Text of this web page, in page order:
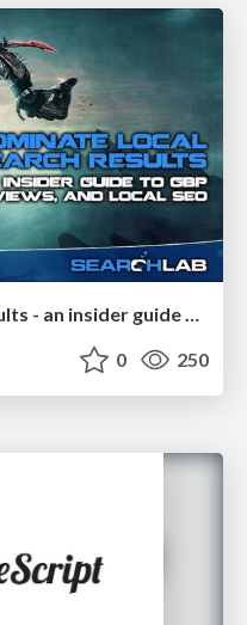
Dominate Local Search Results - an insider guide to GBP, reviews, and Local SEO
0 250